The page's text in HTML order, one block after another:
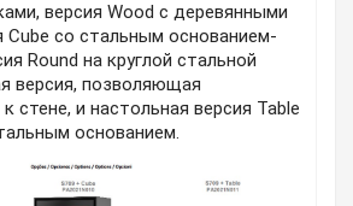
версия Wood с деревянными
Cube со стальным основанием-
Round на круглой стальной
версия, позволяющая
стене, и настольная версия Table
основанием.